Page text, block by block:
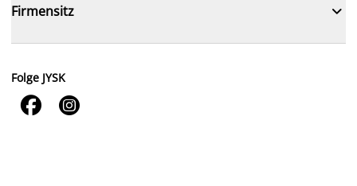
Firmensitz 
Folge JYSK
 